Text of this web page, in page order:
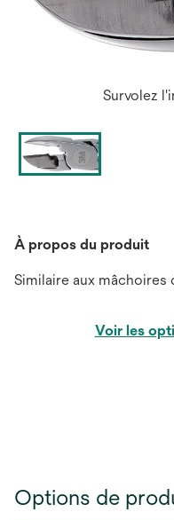
Survolez
À propos du produit
Similaire aux mâchoires
Voir les
Options de